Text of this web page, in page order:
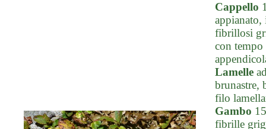
Cappello
appianato,
fibrillosi
con
Lamelle
brunastre,
filo
Gambo
fibrille